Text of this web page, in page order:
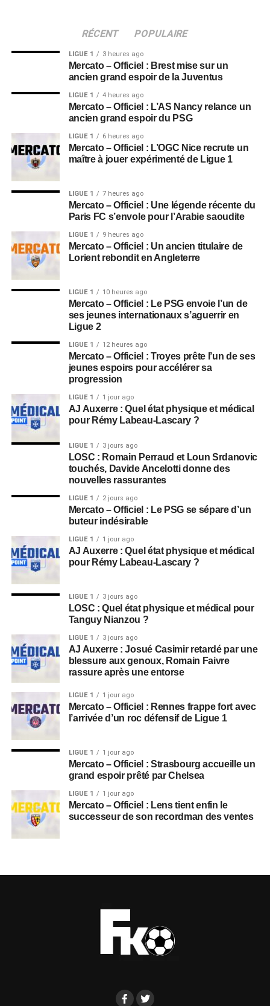
RÉCENT POPULAIRE
LIGUE 1 3 heures ago
Mercato – Officiel : Brest mise sur un
ancien grand espoir de la Juventus
LIGUE 1 4 heures ago
Mercato – Officiel : L’AS Nancy relance un
ancien grand espoir du PSG
LIGUE 1 6 heures ago
Mercato – Officiel : L’OGC Nice recrute un
maître à jouer expérimenté de Ligue 1
LIGUE 1 7 heures ago
Mercato – Officiel : Une légende récente du
Paris FC s’envole pour l’Arabie saoudite
LIGUE 1 9 heures ago
Mercato – Officiel : Un ancien titulaire de
Lorient rebondit en Angleterre
LIGUE 1 10 heures ago
Mercato – Officiel : Le PSG envoie l’un de
ses jeunes internationaux s’aguerrir en
Ligue 2
LIGUE 1 12 heures ago
Mercato – Officiel : Troyes prête l’un de ses
jeunes espoirs pour accélérer sa
progression
LIGUE 1 1 jour ago
AJ Auxerre : Quel état physique et médical
pour Rémy Labeau-Lascary ?
LIGUE 1 3 jours ago
LOSC : Romain Perraud et Loun Srdanovic
touchés, Davide Ancelotti donne des
nouvelles rassurantes
LIGUE 1 2 jours ago
Mercato – Officiel : Le PSG se sépare d’un
buteur indésirable
LIGUE 1 1 jour ago
AJ Auxerre : Quel état physique et médical
pour Rémy Labeau-Lascary ?
LIGUE 1 3 jours ago
LOSC : Quel état physique et médical pour
Tanguy Nianzou ?
LIGUE 1 3 jours ago
AJ Auxerre : Josué Casimir retardé par une
blessure aux genoux, Romain Faivre
rassure après une entorse
LIGUE 1 1 jour ago
Mercato – Officiel : Rennes frappe fort avec
l’arrivée d’un roc défensif de Ligue 1
LIGUE 1 1 jour ago
Mercato – Officiel : Strasbourg accueille un
grand espoir prêté par Chelsea
LIGUE 1 1 jour ago
Mercato – Officiel : Lens tient enfin le
successeur de son recordman des ventes